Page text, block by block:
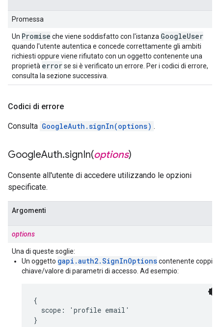
Promessa
Un Promise che viene soddisfatto con l'istanza GoogleUser
quando l'utente autentica e concede correttamente gli ambiti
richiesti oppure viene rifiutato con un oggetto contenente una
proprietà errorse si è verificato un errore. Per i codici di errore,
consulta la sezione successiva.
Codici di errore
Consulta GoogleAuth.signIn(options) .
GoogleAuth.signIn(options)
Consente all'utente di accedere utilizzando le opzioni
specificate.
Argomenti
options
Una di queste soglie:
Un oggetto gapi.auth2.SignInOptionscontenente coppie
chiave/valore di parametri di accesso. Ad esempio:
{
  scope: 'profile email'
}